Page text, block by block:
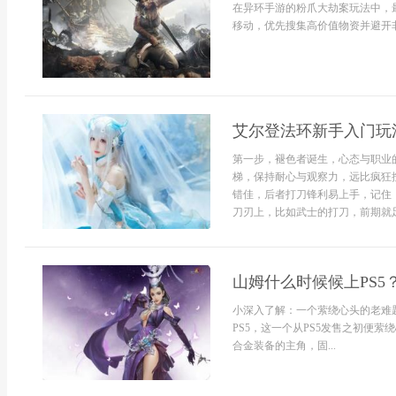
在异环手游的粉爪大劫案玩法中
移动，优先搜集高价值物资并避
艾尔登法环新手入门
第一步，褪色者诞生，心态与职
梯，保持耐心与观察力，远比疯
错佳，后者打刀锋利易上手，记
刀刃上，比如武士的打刀，前期
山姆什么时候候上PS5
小深入了解：一个萦绕心头的老难
PS5，这一个从PS5发售之初便萦
合金装备的主角，固...